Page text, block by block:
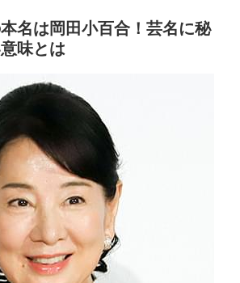
名は岡田小百合！芸名に秘
味とは